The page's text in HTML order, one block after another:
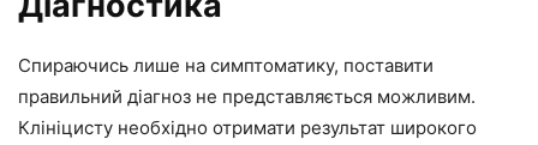
Спираючись лише на симптоматику, поставити
правильний діагноз не представляється можливим.
Клініцисту необхідно отримати результат широкого